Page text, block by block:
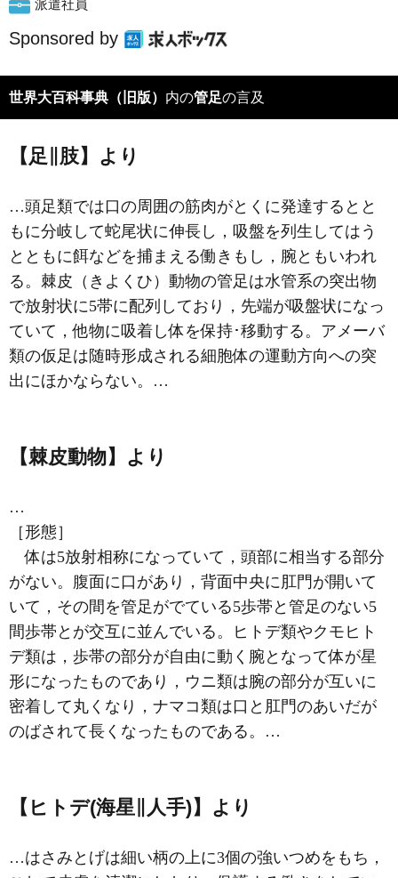
派遣社員
Sponsored by
世界大百科事典（旧版） 内の管足の言及
【足∥肢】より
…頭足類では口の周囲の筋肉がとくに発達するとと
もに分岐して蛇尾状に伸長し，吸盤を列生してはう
とともに餌などを捕まえる働きもし，腕ともいわれ
る。棘皮（きよくひ）動物の管足は水管系の突出物
で放射状に5帯に配列しており，先端が吸盤状になっ
ていて，他物に吸着し体を保持･移動する。アメーバ
類の仮足は随時形成される細胞体の運動方向への突
出にほかならない。…
【棘皮動物】より
…
［形態］
体は5放射相称になっていて，頭部に相当する部分
がない。腹面に口があり，背面中央に肛門が開いて
いて，その間を管足がでている5歩帯と管足のない5
間歩帯とが交互に並んでいる。ヒトデ類やクモヒト
デ類は，歩帯の部分が自由に動く腕となって体が星
形になったものであり，ウニ類は腕の部分が互いに
密着して丸くなり，ナマコ類は口と肛門のあいだが
のばされて長くなったものである。…
【ヒトデ(海星∥人手)】より
…はさみとげは細い柄の上に3個の強いつめをもち，